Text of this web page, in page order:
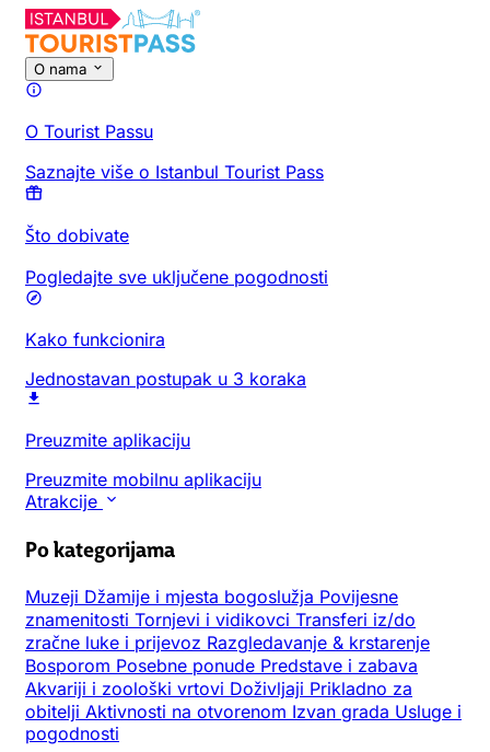
O nama
O Tourist Passu
Saznajte više o Istanbul Tourist Pass
Što dobivate
Pogledajte sve uključene pogodnosti
Kako funkcionira
Jednostavan postupak u 3 koraka
Preuzmite aplikaciju
Preuzmite mobilnu aplikaciju
Atrakcije
Po kategorijama
Muzeji Džamije i mjesta bogoslužja Povijesne
znamenitosti Tornjevi i vidikovci Transferi iz/do
zračne luke i prijevoz Razgledavanje & krstarenje
Bosporom Posebne ponude Predstave i zabava
Akvariji i zoološki vrtovi Doživljaji Prikladno za
obitelji Aktivnosti na otvorenom Izvan grada Usluge i
pogodnosti